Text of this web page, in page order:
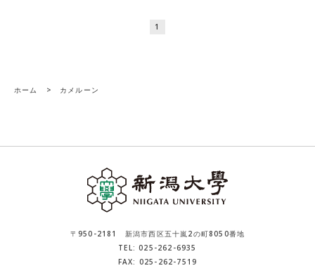
1
ホーム > カメルーン
〒950-2181 新潟市西区五十嵐2の町8050番地
TEL: 025-262-6935
FAX: 025-262-7519